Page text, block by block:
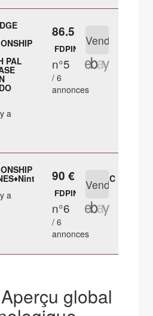
PAL
a
86.5 €
FDPIN
n°5
/ 6
annonces
a
90 €
FDPIN
n°6
/ 6
annonces
global